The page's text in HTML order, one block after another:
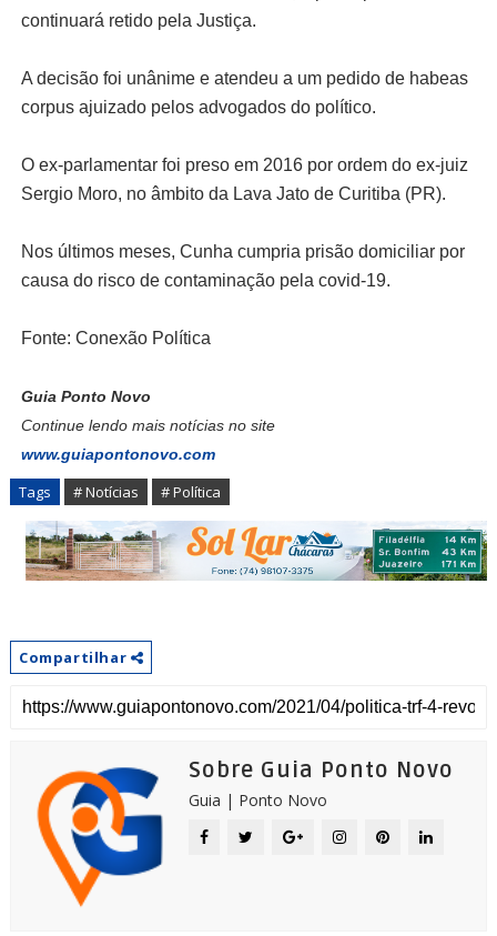
continuará retido pela Justiça.
A decisão foi unânime e atendeu a um pedido de habeas
corpus ajuizado pelos advogados do político.
O ex-parlamentar foi preso em 2016 por ordem do ex-juiz
Sergio Moro, no âmbito da Lava Jato de Curitiba (PR).
Nos últimos meses, Cunha cumpria prisão domiciliar por
causa do risco de contaminação pela covid-19.
Fonte: Conexão Política
Guia Ponto Novo
Continue lendo mais notícias no site
www.guiapontonovo.com
Tags # Notícias # Política
Compartilhar
Sobre Guia Ponto Novo
Guia | Ponto Novo